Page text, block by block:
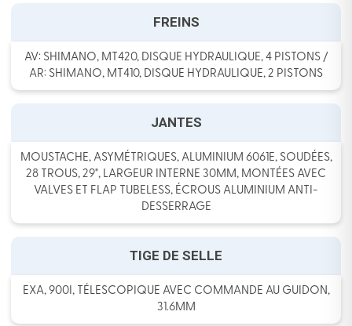
FREINS
AV: SHIMANO, MT420, DISQUE HYDRAULIQUE, 4 PISTONS /
AR: SHIMANO, MT410, DISQUE HYDRAULIQUE, 2 PISTONS
JANTES
MOUSTACHE, ASYMÉTRIQUES, ALUMINIUM 6061E, SOUDÉES,
28 TROUS, 29", LARGEUR INTERNE 30MM, MONTÉES AVEC
VALVES ET FLAP TUBELESS, ÉCROUS ALUMINIUM ANTI-
DESSERRAGE
TIGE DE SELLE
EXA, 900I, TÉLESCOPIQUE AVEC COMMANDE AU GUIDON,
31.6MM